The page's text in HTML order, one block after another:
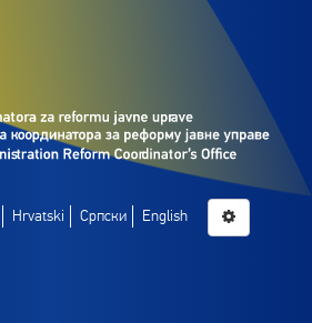
Hrvatski Српски English